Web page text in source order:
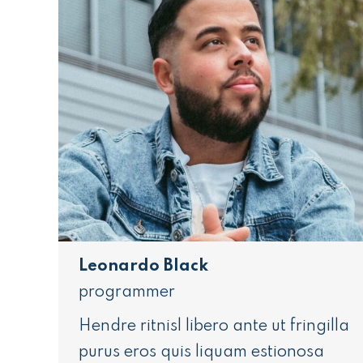
Leonardo Black
programmer
Hendre ritnisl libero ante ut fringilla
purus eros quis liquam estionosa